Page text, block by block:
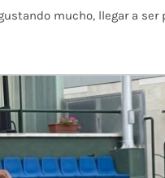
mucho, llegar a ser